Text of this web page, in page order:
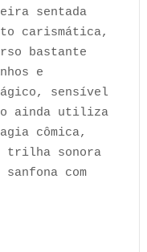
sentada
carismática,
bastante
e
sensível
ainda utiliza
cômica,
trilha sonora
com